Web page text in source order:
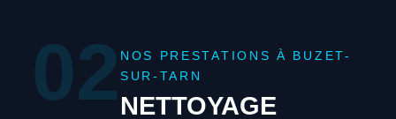
02 NOS PRESTATIONS À BUZET-
SUR-TARN
NETTOYAGE